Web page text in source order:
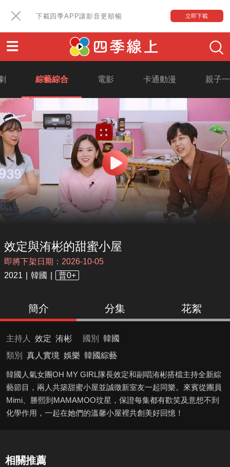
下載四季APP讓影音更順暢 立即下載
綜藝綜合 電影 卡通動漫 親子
效定與洧彬的甜蜜小屋
即將下架日期：2026-10-05
2021 韓國 普0+
簡介 分集 花絮
主持人 效定 洧彬 國別
韓國
類別
真人實境 娛樂 韓國綜藝
韓國人氣女團OH MY GIRL隊長效定和副唱洧彬搭檔主持全新綜
藝節目，兩人共築甜蜜小屋並誠徵新室友一起同樂。來賓從團員
Mimi、勝熙到MAMAMOO玟星，保證每集都有歡笑及意想不到
化學作用，一起在她們的溫馨小屋裡共創美好回憶！
相關推薦